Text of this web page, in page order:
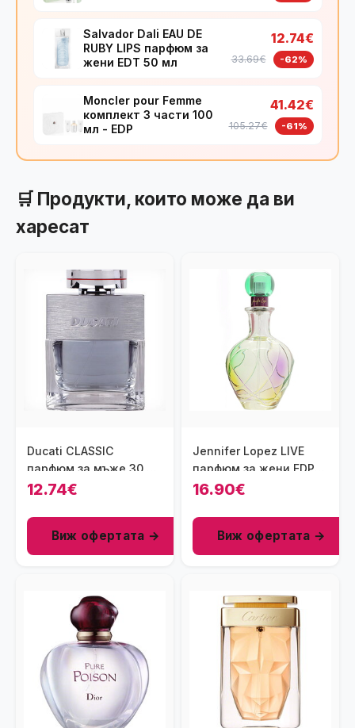
Salvador Dali EAU DE
RUBY LIPS парфюм за
жени EDT 50 мл
12.74€
33.69€ -62%
Moncler pour Femme
комплект 3 части 100
мл - EDP
41.42€
105.27€ -61%
🛒 Продукти, които може да ви
харесат
Ducati CLASSIC
парфюм за мъже 30 мл
- EDT
12.74€
Виж офертата →
Jennifer Lopez LIVE
парфюм за жени EDP
50 мл
16.90€
Виж офертата →